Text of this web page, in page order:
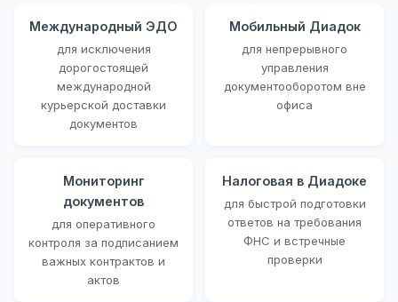
Международный ЭДО
для исключения
дорогостоящей
международной
курьерской доставки
документов
Мобильный Диадок
для непрерывного
управления
документооборотом вне
офиса
Мониторинг
документов
для оперативного
контроля за подписанием
важных контрактов и
актов
Налоговая в Диадоке
для быстрой подготовки
ответов на требования
ФНС и встречные
проверки